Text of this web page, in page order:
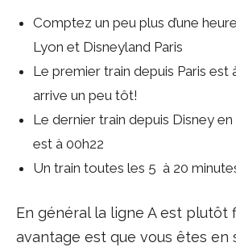
Comptez un peu plus d’une
Lyon et Disneyland Paris
Le premier train depuis Paris est
arrive un peu tôt!
Le dernier train depuis Disney
est à 00h22
Un train toutes les 5 à 20
En général la ligne A est plutôt
avantage est que vous êtes en